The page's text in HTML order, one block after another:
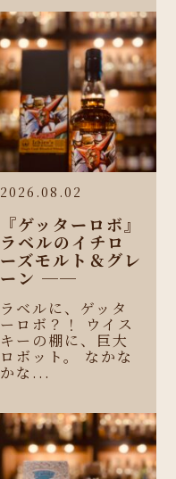
2026.08.02
『ゲッターロボ』
ラベルのイチロ
ーズモルト＆グレ
ーン ──
ラベルに、ゲッタ
ーロボ？！ ウイス
キーの棚に、巨大
ロボット。 なかな
かな...